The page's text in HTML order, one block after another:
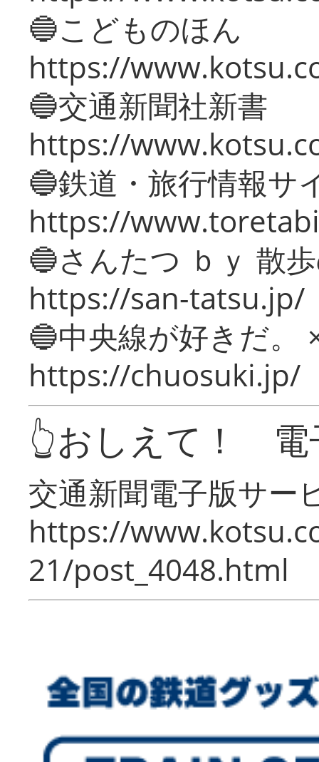
🔵こどものほん
https://
🔵交通新聞社新書
https://
🔵鉄道・旅行情報サ
https://
🔵さんたつ ｂｙ 散
https://san-tatsu.jp/
🔵中央線が好きだ。
https://chuosuki.jp/
👆おしえて！ 電
交通新聞電子版サー
https://
21/post_4048.html